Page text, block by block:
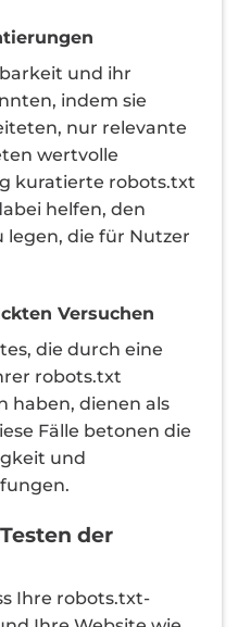
und ihr
indem sie
nur relevante
wertvolle
kuratierte robots.txt
helfen, den
legen, die für Nutzer
Versuchen
die durch eine
robots.txt
haben, dienen als
Fälle betonen die
und
der
Ihre robots.txt-